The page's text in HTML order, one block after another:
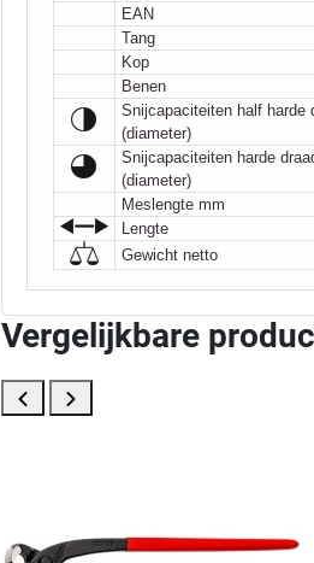
EAN
Tang
Kop
Benen
Snijcapaciteiten half harde
(diameter)
Snijcapaciteiten harde
(diameter)
Meslengte mm
Lengte
Gewicht netto
Vergelijkbare